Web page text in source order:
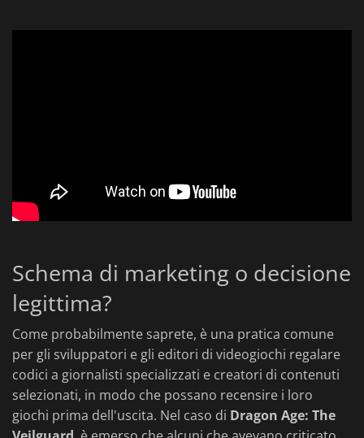
Schema di marketing o decisione
legittima?
Come probabilmente saprete, è una pratica comune
per gli sviluppatori e gli editori di videogiochi regalare
codici a giornalisti specializzati e creatori di contenuti
selezionati, in modo che possano recensire i loro
giochi prima dell'uscita. Nel caso di Dragon Age: The